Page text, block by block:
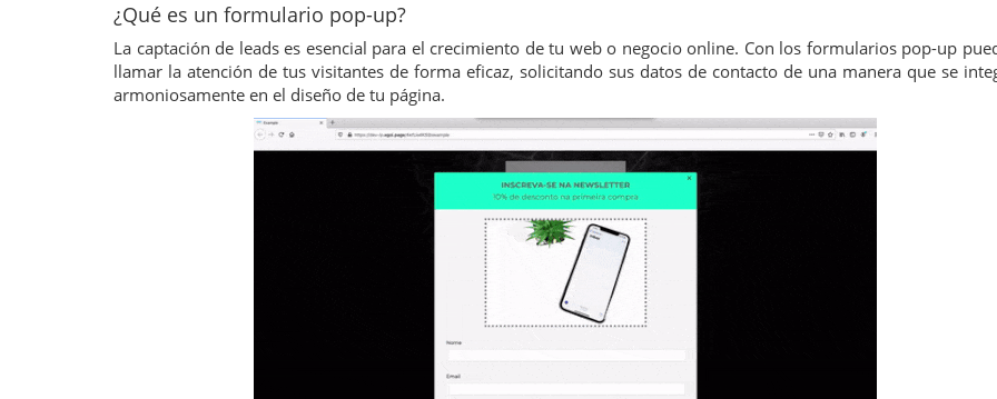
¿Qué es un formulario pop-up?
La captación de leads es esencial para el crecimiento de tu web o negocio online. Con los formularios pop-up
llamar la atención de tus visitantes de forma eficaz, solicitando sus datos de contacto de una manera que se
armoniosamente en el diseño de tu página.